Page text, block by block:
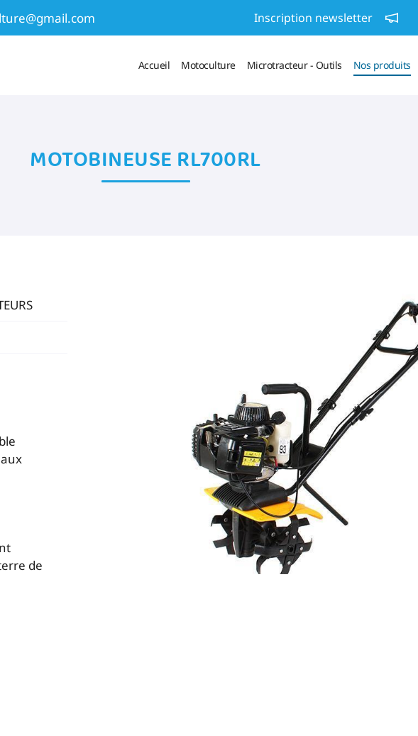
Inscription newsletter
Accueil Motoculture Microtracteur - Outils Nos produits
MOTOBINEUSE RL700RL
de